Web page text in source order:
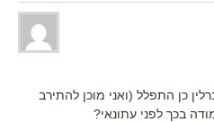
כן התפלל (ואני מוכן להתירב
בכך לפני עתונאי?